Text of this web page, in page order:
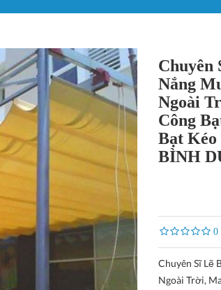
Chuyên
Nắng
Ngoài
Công
Bạt
BÌNH
0
Chuyên Sĩ Lẽ
Ngoài Trời,